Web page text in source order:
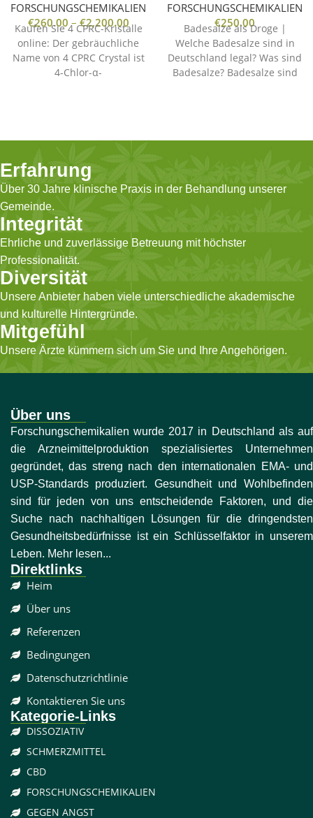
FORSCHUNGSCHEMIKALIEN
€260.00 –€2,200.00
Kaufen Sie 4 CPRC-Kristalle
online: Der gebräuchliche
Name von 4 CPRC Crystal ist
4-Chlor-α-
FORSCHUNGSCHEMIKALIEN
€250.00
Badesalze als Droge |
Welche Badesalze sind in
Deutschland legal? Was sind
Badesalze? Badesalze sind
Erfahrung
Über 30 Jahre klinische Praxis in der Behandlung unserer
Gemeinde.
Integrität
Ehrliche und zuverlässige Betreuung mit höchster
Professionalität.
Diversität
Unsere Anbieter haben viele unterschiedliche akademische
und kulturelle Hintergründe.
Mitgefühl
Unsere Ärzte kümmern sich um Sie und Ihre Angehörigen.
Über uns
Forschungschemikalien wurde 2017 in Deutschland als auf
die Arzneimittelproduktion spezialisiertes Unternehmen
gegründet, das streng nach den internationalen EMA- und
USP-Standards produziert. Gesundheit und Wohlbefinden
sind für jeden von uns entscheidende Faktoren, und die
Suche nach nachhaltigen Lösungen für die dringendsten
Gesundheitsbedürfnisse ist ein Schlüsselfaktor in unserem
Leben. Mehr lesen...
Direktlinks
Heim
Über uns
Referenzen
Bedingungen
Datenschutzrichtlinie
Kontaktieren Sie uns
Kategorie-Links
DISSOZIATIV
SCHMERZMITTEL
CBD
FORSCHUNGSCHEMIKALIEN
GEGEN ANGST